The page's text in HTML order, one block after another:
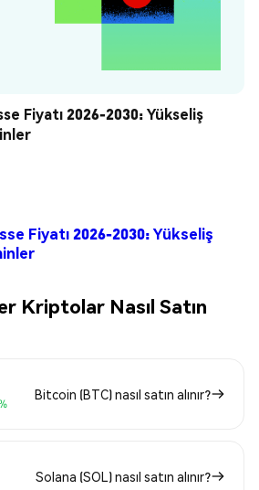
Fiyatı 2026-2030: Yükseliş
Fiyatı 2026-2030: Yükseliş
Kriptolar Nasıl Satın
Bitcoin (BTC) nasıl satın alınır?
Solana (SOL) nasıl satın alınır?